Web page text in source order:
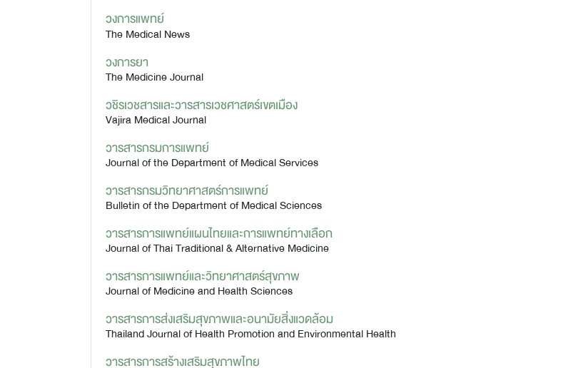
วงการแพทย์
The Medical News
วงการยา
The Medicine Journal
วชิรเวชสารและวารสารเวชศาสตร์เขตเมือง
Vajira Medical Journal
วารสารกรมการแพทย์
Journal of the Department of Medical Services
วารสารกรมวิทยาศาสตร์การแพทย์
Bulletin of the Department of Medical Sciences
วารสารการแพทย์แผนไทยและการแพทย์ทางเลือก
Journal of Thai Traditional & Alternative Medicine
วารสารการแพทย์และวิทยาศาสตร์สุขภาพ
Journal of Medicine and Health Sciences
วารสารการส่งเสริมสุขภาพและอนามัยสิ่งแวดล้อม
Thailand Journal of Health Promotion and Environmental Health
วารสารการสร้างเสริมสุขภาพไทย